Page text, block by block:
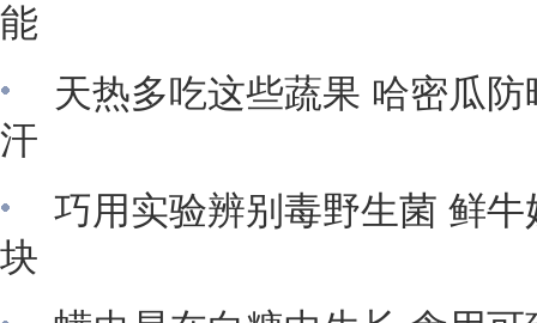
能
天热多吃这些蔬果 哈密瓜
汗
巧用实验辨别毒野生菌 鲜
块